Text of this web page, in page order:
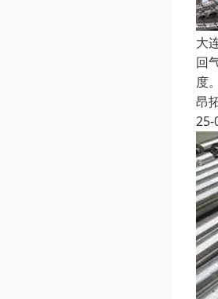
大
回
度
昂
25-